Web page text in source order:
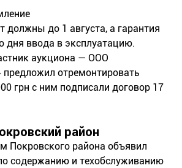
должны до 1 августа, а гарантия
дня ввода в эксплуатацию.
аукциона — ООО
отремонтировать
грн с ним подписали договор 17
район
Покровского района объявил
содержанию и техобслуживанию